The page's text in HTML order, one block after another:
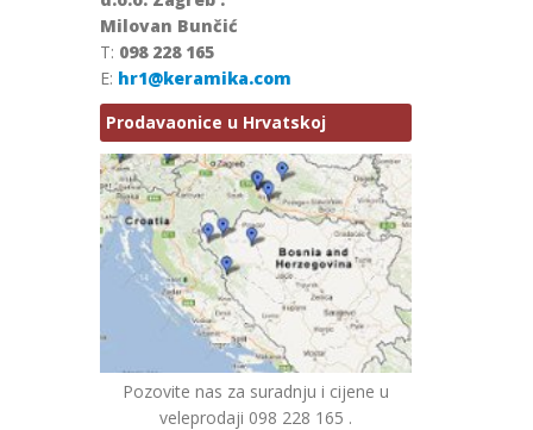
Milovan Bunčić
T: 098 228 165
E: hr1@keramika.com
Prodavaonice u Hrvatskoj
Pozovite nas za suradnju i cijene u
veleprodaji 098 228 165 .